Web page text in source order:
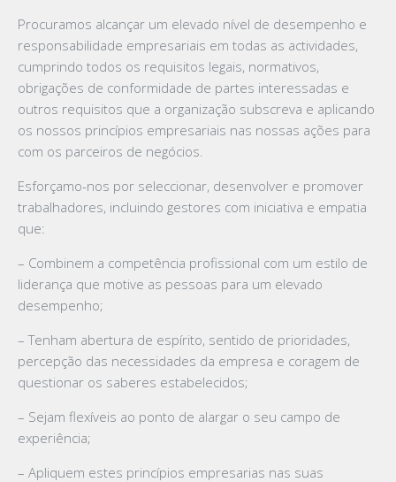
Procuramos alcançar um elevado nível de desempenho e
responsabilidade empresariais em todas as actividades,
cumprindo todos os requisitos legais, normativos,
obrigações de conformidade de partes interessadas e
outros requisitos que a organização subscreva e aplicando
os nossos princípios empresariais nas nossas ações para
com os parceiros de negócios.
Esforçamo-nos por seleccionar, desenvolver e promover
trabalhadores, incluindo gestores com iniciativa e empatia
que:
– Combinem a competência profissional com um estilo de
liderança que motive as pessoas para um elevado
desempenho;
– Tenham abertura de espírito, sentido de prioridades,
percepção das necessidades da empresa e coragem de
questionar os saberes estabelecidos;
– Sejam flexíveis ao ponto de alargar o seu campo de
experiência;
– Apliquem estes princípios empresarias nas suas